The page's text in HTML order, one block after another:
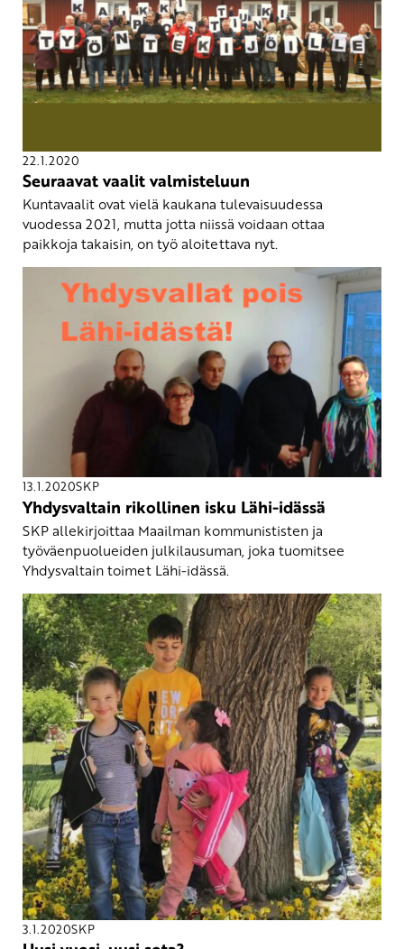
22.1.2020
Seuraavat vaalit valmisteluun
Kuntavaalit ovat vielä kaukana tulevaisuudessa
vuodessa 2021, mutta jotta niissä voidaan ottaa
paikkoja takaisin, on työ aloitettava nyt.
13.1.2020SKP
Yhdysvaltain rikollinen isku Lähi-idässä
SKP allekirjoittaa Maailman kommunististen ja
työväenpuolueiden julkilausuman, joka tuomitsee
Yhdysvaltain toimet Lähi-idässä.
3.1.2020SKP